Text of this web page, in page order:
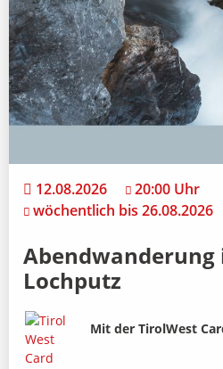
12.08.2026
20:00 Uhr
wöchentlich bis 26.08.2026
Abendwanderung
Lochputz
Bild
Beschreibung
Mit der TirolWest